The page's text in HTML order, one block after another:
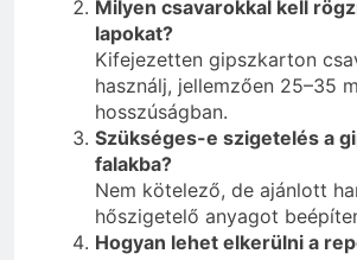
Milyen csavarokkal kell
lapokat?
Kifejezetten gipszkarton
használj, jellemzően 25–35
hosszúságban.
Szükséges-e szigetelés a
falakba?
Nem kötelező, de ajánlott
hőszigetelő anyagot
Hogyan lehet elkerülni a